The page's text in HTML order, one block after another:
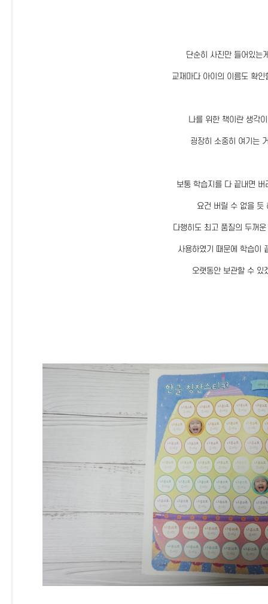
단순히 사진만 들어있는
교재마다 아이의 이름도 확
나를 위한 책이란 생각
굉장히 소중히 여기는
보통 학습지를 다 끝내면 버
요건 버릴 수 없을 듯
다행히도 최고 품질의 두꺼
사용하였기 때문에 학습이
오랫동안 보관할 수 있